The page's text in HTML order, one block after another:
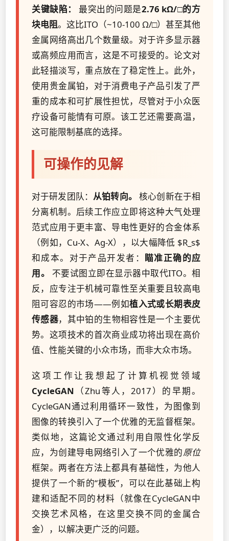
关键缺陷： 最突出的问题是2.76 kΩ/□的方
块电阻。这比ITO（~10-100 Ω/□）甚至其他
金属网络高出几个数量级。对于许多显示器
或高频应用而言，这是不可接受的。论文对
此轻描淡写，重点放在了稳定性上。此外，
使用贵金属铂，对于消费电子产品引发了严
重的成本和可扩展性担忧，尽管对于小众医
疗设备可能情有可原。该工艺还需要高温，
这可能限制基底的选择。
可操作的见解
对于研发团队：从铂转向。
核心创新在于相
分离机制。后续工作应立即将这种大气处理
范式应用于更丰富、导电性更好的合金体系
（例如，Cu-X、Ag-X），以大幅降低 $R_s$
和成本。对于产品开发者： 瞄准正确的应
用。
不要试图立即在显示器中取代ITO。相
反，应专注于机械可靠性至关重要且较高电
阻可容忍的市场——例如植入式或长期表皮
传感器，其中铂的生物相容性是一个主要优
势。这项技术的首次商业成功将出现在高价
值、性能关键的小众市场，而非大众市场。
这项工作让我想起了计算机视觉领域
CycleGAN （Zhu等人，2017）的早期。
CycleGAN通过利用循环一致性，为图像到
图像的转换引入了一个优雅的无监督框架。
类似地，这篇论文通过利用自限性化学反
应，为创建导电网络引入了一个优雅的原位
框架。两者在方法上都具有基础性，为他人
提供了一个新的“模板”，可以在此基础上构
建和适配不同的材料（就像在CycleGAN中
交换艺术风格，在这里交换不同的金属合
金），以解决更广泛的问题。